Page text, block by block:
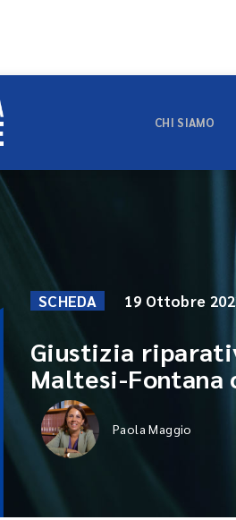
CHI SIAMO
SCHEDA 19 Ottobre
Giustizia
Maltesi-Fontana
Paola Maggio